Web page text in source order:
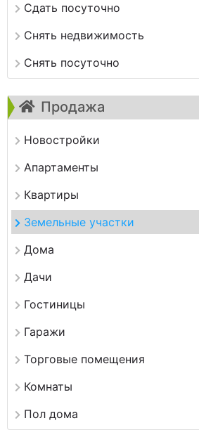
Сдать посуточно
Снять недвижимость
Снять посуточно
Продажа
Новостройки
Апартаменты
Квартиры
Земельные участки
Дома
Дачи
Гостиницы
Гаражи
Торговые помещения
Комнаты
Пол дома